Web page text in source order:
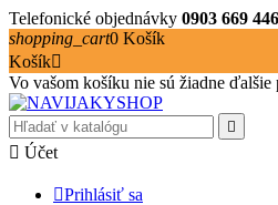
Telefonické objednávky 0903 669 446
shopping_cart0 Košík
Košík
Vo vašom košíku nie sú žiadne ďalšie

 Účet
Prihlásiť sa